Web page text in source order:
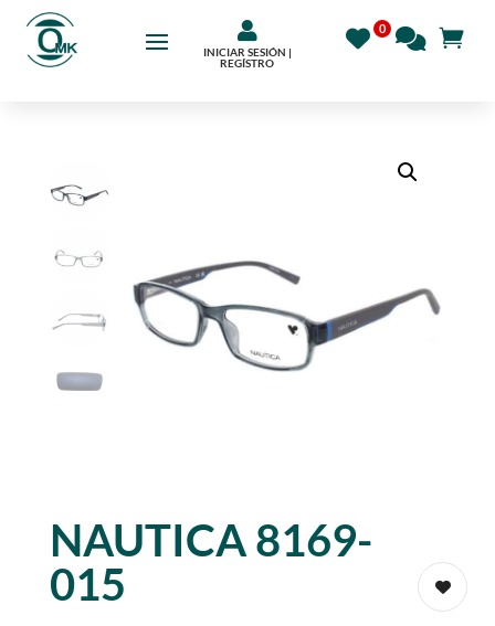

INICIAR SESIÓN |
REGÍSTRO
NAUTICA 8169-
015